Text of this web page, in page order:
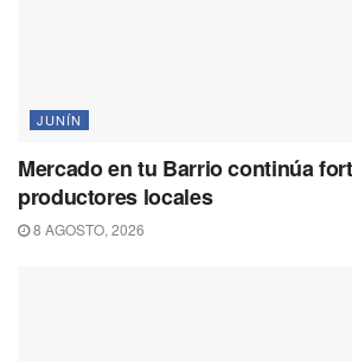
JUNÍN
Mercado en tu Barrio continúa
productores locales
8 AGOSTO, 2026